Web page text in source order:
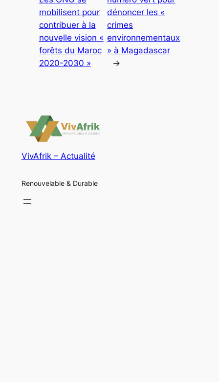
mobilisent pour
contribuer à la
nouvelle vision «
forêts du Maroc
2020-2030 »
dénoncer les «
crimes
environnementaux
» à Magadascar
→
VivAfrik – Actualité
Renouvelable & Durable